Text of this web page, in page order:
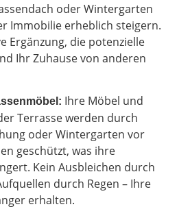
oder Wintergarten
Immobilie erheblich steigern.
Ergänzung, die potenzielle
Ihr Zuhause von anderen
Ihre Möbel und
Terrasse werden durch
oder Wintergarten vor
geschützt, was ihre
Kein Ausbleichen durch
durch Regen – Ihre
erhalten.